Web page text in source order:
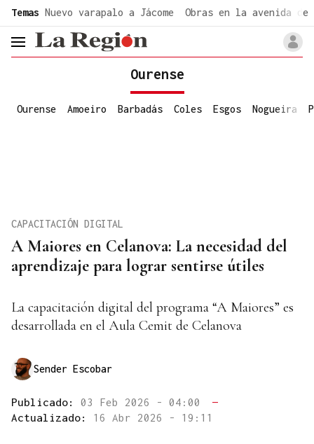
Temas Nuevo varapalo a Jácome Obras en la avenida de
header.menu.open
Ourense
Ourense Amoeiro Barbadás Coles Esgos Nogueira
A Maiores en Celanova: La necesidad del
aprendizaje para lograr sentirse útiles
CAPACITACIÓN DIGITAL
La capacitación digital del programa “A Maiores” es
desarrollada en el Aula Cemit de Celanova
Sender Escobar
Publicado: 03 Feb 2026 - 04:00
—
Actualizado: 16 Abr 2026 - 19:11